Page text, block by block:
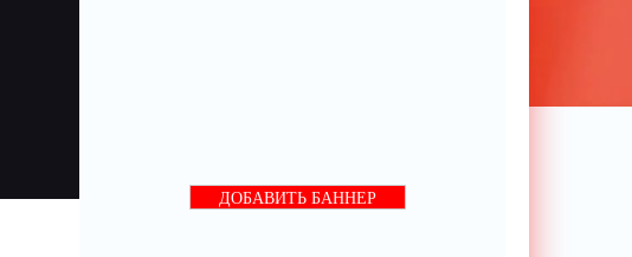
ДОБАВИТЬ БАННЕР